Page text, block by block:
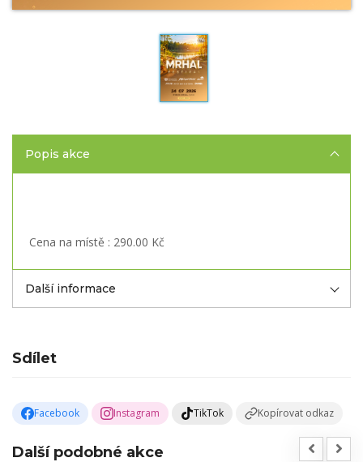
Popis akce
Cena na místě : 290.00 Kč
Další informace
Sdílet
Facebook Instagram TikTok Kopírovat odkaz
Další podobné akce